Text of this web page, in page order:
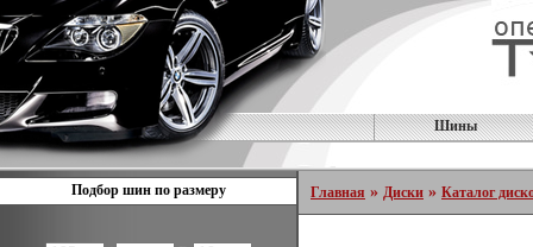
Шины
Подбор шин по размеру Главная » Диски » Каталог